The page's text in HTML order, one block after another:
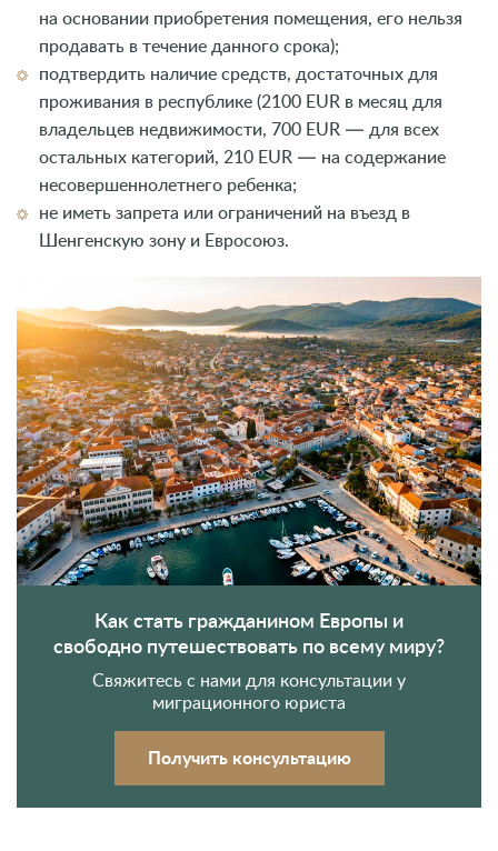
на основании приобретения помещения, его нельзя
продавать в течение данного срока);
подтвердить наличие средств, достаточных для
проживания в республике (2100 EUR в месяц для
владельцев недвижимости, 700 EUR — для всех
остальных категорий, 210 EUR — на содержание
несовершеннолетнего ребенка;
не иметь запрета или ограничений на въезд в
Шенгенскую зону и Евросоюз.
Как стать гражданином Европы и
свободно путешествовать по всему миру?
Свяжитесь с нами для консультации у
миграционного юриста
Получить консультацию